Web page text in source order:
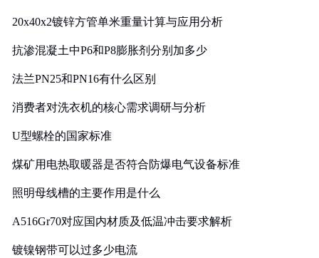
20x40x2镀锌方管单米重量计算与应用分析
抗渗混凝土中P6和P8膨胀剂分别加多少
法兰PN25和PN16有什么区别
消费者对洗衣机的核心需求调研与分析
U型螺栓的国家标准
煤矿用电热取暖器是否符合防爆电气设备标准
照明母线槽的主要作用是什么
A516Gr70对应国内材质及低温冲击要求解析
镀镍钢带可以过多少电流